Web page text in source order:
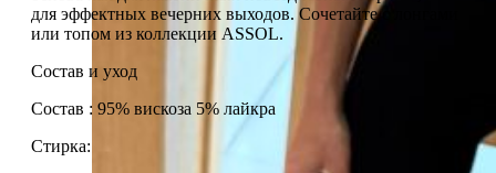
для эффектных вечерних выходов. Сочетайте с лонгами
или топом из коллекции ASSOL.
Состав и уход
Состав : 95% вискоза 5% лайкра
Стирка: